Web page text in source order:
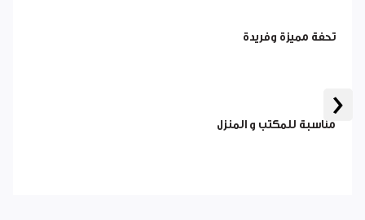
‹
تحفة مميزة وفريدة
مناسبة للمكتب و المنزل